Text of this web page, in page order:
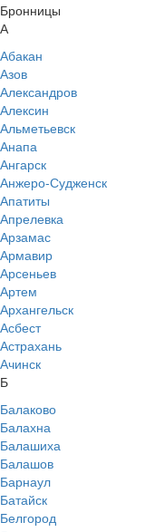
Бронницы
А
Абакан
Азов
Александров
Алексин
Альметьевск
Анапа
Ангарск
Анжеро-Судженск
Апатиты
Апрелевка
Арзамас
Армавир
Арсеньев
Артем
Архангельск
Асбест
Астрахань
Ачинск
Б
Балаково
Балахна
Балашиха
Балашов
Барнаул
Батайск
Белгород